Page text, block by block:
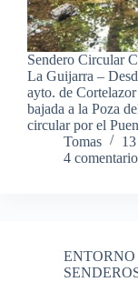
Sendero Circular
La Guijarra –
ayto. de
bajada a la Poza
circular por el
Tomas
4